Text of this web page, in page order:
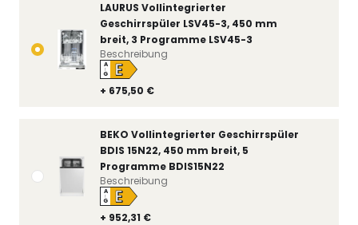
LAURUS Vollintegrierter
Geschirrspüler LSV45-3, 450 mm
breit, 3 Programme LSV45-3
+ 675,50 €
A
↑
G E
Beschreibung
BEKO Vollintegrierter Geschirrspüler
BDIS 15N22, 450 mm breit, 5
Programme BDIS15N22
+ 952,31 €
A
↑
G E
Beschreibung